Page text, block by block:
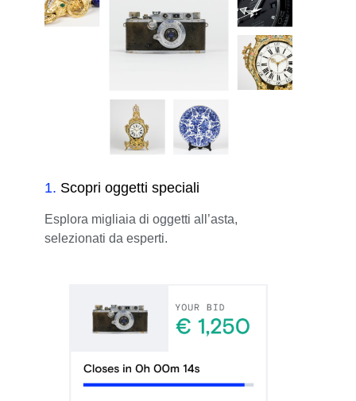
1. Scopri oggetti speciali
Esplora migliaia di oggetti all’asta,
selezionati da esperti.